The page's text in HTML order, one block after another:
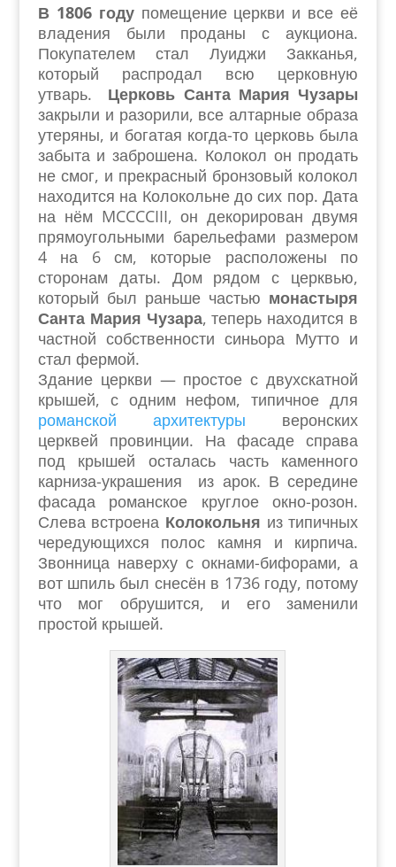
В 1806 годупомещение церкви и все её
владения были проданы с аукциона.
Покупателем стал Луиджи Закканья,
который распродал всю церковную
утварь.
Церковь Санта Мария Чузары
закрыли и разорили, все алтарные образа
утеряны, и богатая когда-то церковь была
забыта и заброшена. Колокол он продать
не смог, и прекрасный бронзовый колокол
находится на Колокольне до сих пор. Дата
на нём MCCCCIII, он декорирован двумя
прямоугольными барельефами размером
4 на 6 см, которые расположены по
сторонам даты. Дом рядом с церквью,
который был раньше частью монастыря
Санта Мария Чузара, теперь находится в
частной собственности синьора Мутто и
стал фермой.
Здание церкви — простое с двухскатной
крышей, с одним нефом, типичное для
романской архитектуры веронских
церквей провинции. На фасаде справа
под крышей осталась часть каменного
карниза-украшения из арок. В середине
фасада романское круглое окно-розон.
Слева встроена Колокольня из типичных
чередующихся полос камня и кирпича.
Звонница наверху с окнами-бифорами, а
вот шпиль был снесён в 1736 году, потому
что мог обрушится, и его заменили
простой крышей.